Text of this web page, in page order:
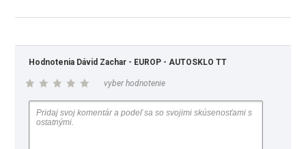
Hodnotenia Dávid Zachar - EUROP - AUTOSKLO TT
vyber hodnotenie